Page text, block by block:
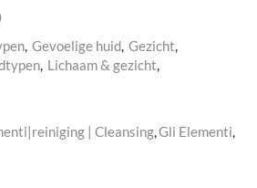
, Gevoelige huid, Gezicht,
, Lichaam & gezicht,
| Cleansing,Gli Elementi,